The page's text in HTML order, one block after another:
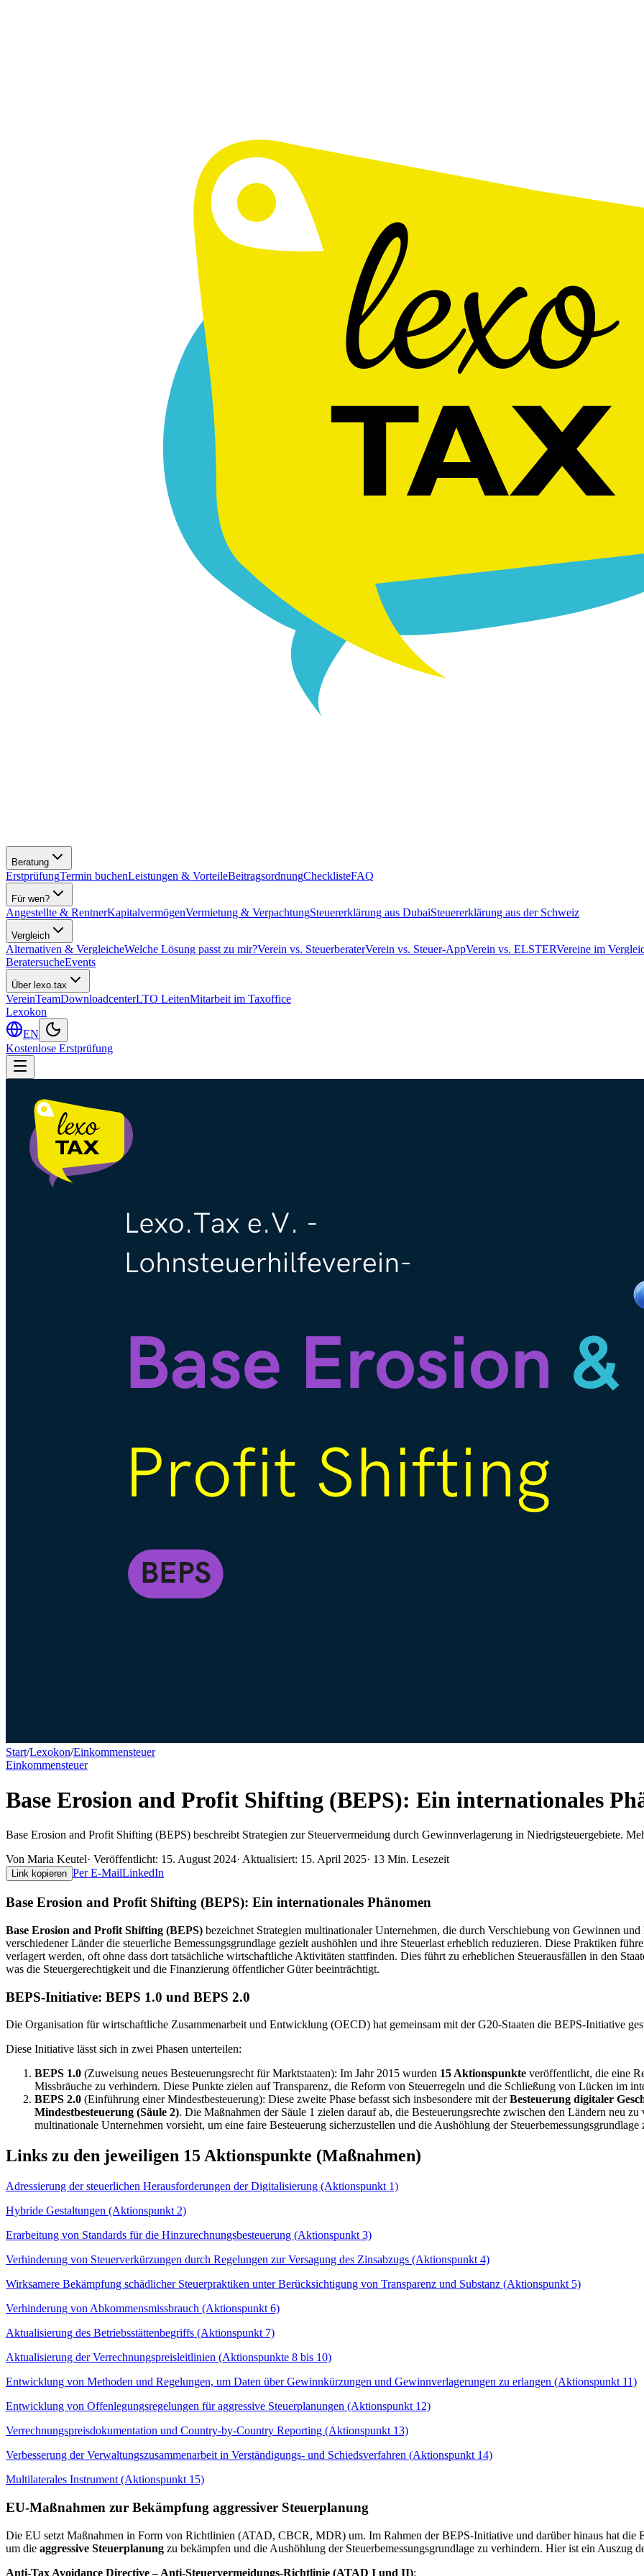
Beratung
ErstprüfungTermin buchenLeistungen & VorteileBeitragsordnungChecklisteFAQ
Für wen?
Angestellte & RentnerKapitalvermögenVermietung & VerpachtungSteuererklärung aus DubaiSteuererklärung aus der Schweiz
Vergleich
Alternativen & VergleicheWelche Lösung passt zu mir?Verein vs. SteuerberaterVerein vs. Steuer-AppVerein vs. ELSTERVereine im
BeratersucheEvents
Über lexo.tax
VereinTeamDownloadcenterLTO LeitenMitarbeit im Taxoffice
Lexokon
EN
Kostenlose Erstprüfung
Start/Lexokon/Einkommensteuer
Einkommensteuer
Base Erosion and Profit Shifting (BEPS): Ein internationales
Base Erosion and Profit Shifting (BEPS) beschreibt Strategien zur Steuervermeidung durch Gewinnverlagerung in Niedrigsteuergebiete.
Von Maria Keutel· Veröffentlicht: 15. August 2024· Aktualisiert: 15. April 2025· 13 Min. Lesezeit
Link kopieren Per E-MailLinkedIn
Base Erosion and Profit Shifting (BEPS): Ein internationales Phänomen
Base Erosion and Profit Shifting (BEPS) bezeichnet Strategien multinationaler Unternehmen, die durch Verschiebung von Gewinnen
verschiedener Länder die steuerliche Bemessungsgrundlage gezielt aushöhlen und ihre Steuerlast erheblich reduzieren. Diese Praktiken
verlagert werden, oft ohne dass dort tatsächliche wirtschaftliche Aktivitäten stattfinden. Dies führt zu erheblichen Steuerausfällen in den
was die Steuergerechtigkeit und die Finanzierung öffentlicher Güter beeinträchtigt.
BEPS-Initiative: BEPS 1.0 und BEPS 2.0
Die Organisation für wirtschaftliche Zusammenarbeit und Entwicklung (OECD) hat gemeinsam mit der G20-Staaten die BEPS-Initiative
Diese Initiative lässt sich in zwei Phasen unterteilen:
BEPS 1.0 (Zuweisung neues Besteuerungsrecht für Marktstaaten): Im Jahr 2015 wurden 15 Aktionspunkte veröffentlicht, die eine
Missbräuche zu verhindern. Diese Punkte zielen auf Transparenz, die Reform von Steuerregeln und die Schließung von Lücken im
BEPS 2.0 (Einführung einer Mindestbesteuerung): Diese zweite Phase befasst sich insbesondere mit derBesteuerung digitaler
Mindestbesteuerung (Säule 2). Die Maßnahmen der Säule 1 zielen darauf ab, die Besteuerungsrechte zwischen den Ländern neu
multinationale Unternehmen vorsieht, um eine faire Besteuerung sicherzustellen und die Aushöhlung der
Links zu den jeweiligen 15 Aktionspunkte (Maßnahmen)
Adressierung der steuerlichen Herausforderungen der Digitalisierung (Aktionspunkt 1)
Hybride Gestaltungen (Aktionspunkt 2)
Erarbeitung von Standards für die Hinzurechnungsbesteuerung (Aktionspunkt 3)
Verhinderung von Steuerverkürzungen durch Regelungen zur Versagung des Zinsabzugs (Aktionspunkt 4)
Wirksamere Bekämpfung schädlicher Steuerpraktiken unter Berücksichtigung von Transparenz und Substanz (Aktionspunkt 5)
Verhinderung von Abkommensmissbrauch (Aktionspunkt 6)
Aktualisierung des Betriebsstättenbegriffs (Aktionspunkt 7)
Aktualisierung der Verrechnungspreisleitlinien (Aktionspunkte 8 bis 10)
Entwicklung von Methoden und Regelungen, um Daten über Gewinnkürzungen und Gewinnverlagerungen zu erlangen (Aktionspunkt 11)
Entwicklung von Offenlegungsregelungen für aggressive Steuerplanungen (Aktionspunkt 12)
Verrechnungspreisdokumentation und Country-by-Country Reporting (Aktionspunkt 13)
Verbesserung der Verwaltungszusammenarbeit in Verständigungs- und Schiedsverfahren (Aktionspunkt 14)
Multilaterales Instrument (Aktionspunkt 15)
EU-Maßnahmen zur Bekämpfung aggressiver Steuerplanung
Die EU setzt Maßnahmen in Form von Richtlinien (ATAD, CBCR, MDR) um. Im Rahmen der BEPS-Initiative und darüber hinaus hat die
um die aggressive Steuerplanung zu bekämpfen und die Aushöhlung der Steuerbemessungsgrundlage zu verhindern. Hier ist ein Auszug
Anti-Tax Avoidance Directive – Anti-Steuervermeidungs-Richtlinie (ATAD I und II):